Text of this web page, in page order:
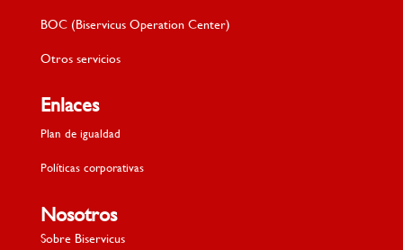
BOC (Biservicus Operation Center)
Otros servicios
Enlaces
Plan de igualdad
Políticas corporativas
Nosotros
Sobre Biservicus